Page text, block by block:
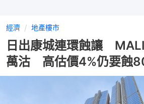
經濟 地產樓市
日出康城連環蝕讓
萬沽 高估價4%仍要蝕